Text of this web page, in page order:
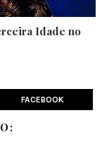
Idade no
FACEBOOK